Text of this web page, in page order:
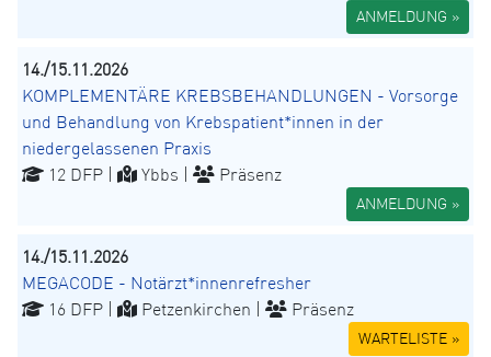
ANMELDUNG »
14./15.11.2026
KOMPLEMENTÄRE KREBSBEHANDLUNGEN - Vorsorge
und Behandlung von Krebspatient*innen in der
niedergelassenen Praxis
12 DFP |
Ybbs | Präsenz
ANMELDUNG »
14./15.11.2026
MEGACODE - Notärzt*innenrefresher
16 DFP |
Petzenkirchen | Präsenz
WARTELISTE »